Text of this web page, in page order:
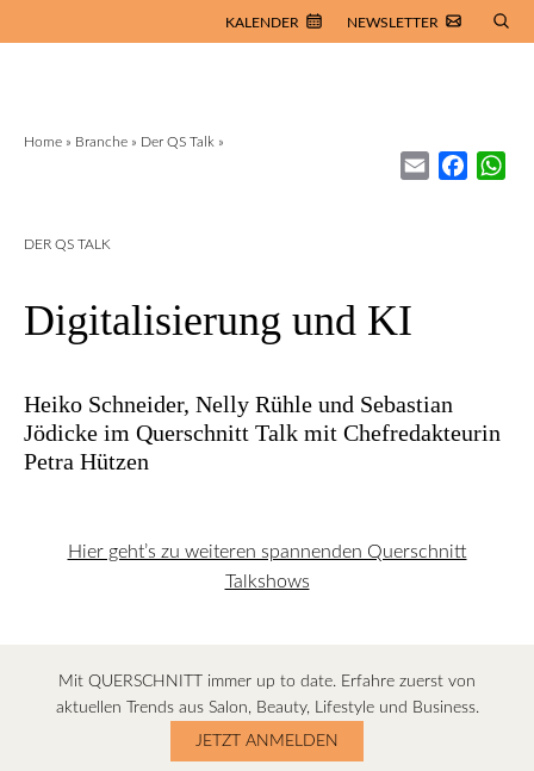
KALENDER NEWSLETTER
Home » Branche » Der QS Talk »
Email
DER QS TALK
Digitalisierung und KI
Heiko Schneider, Nelly Rühle und Sebastian
Jödicke im Querschnitt Talk mit Chefredakteurin
Petra Hützen
Hier geht’s zu weiteren spannenden Querschnitt
Talkshows
Mit QUERSCHNITT immer up to date. Erfahre zuerst von
aktuellen Trends aus Salon, Beauty, Lifestyle und Business.
JETZT ANMELDEN